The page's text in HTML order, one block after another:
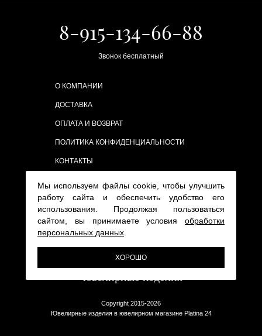
8-915-134-66-88
Звонок бесплатный
О КОМПАНИИ
ДОСТАВКА
ОПЛАТА И ВОЗВРАТ
ПОЛИТИКА КОНФИДЕНЦИАЛЬНОСТИ
КОНТАКТЫ
Copyright 2015-2026
Ювелирные изделия в ювелирном магазине Platina 24
Мы используем файлы cookie, чтобы улучшить
работу сайта и обеспечить удобство его
использования. Продолжая пользоваться
сайтом, вы принимаете условия обработки
персональных данных
ХОРОШО